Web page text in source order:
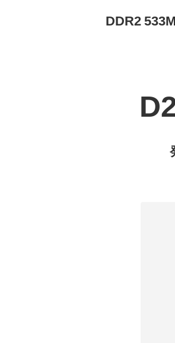
DDR2